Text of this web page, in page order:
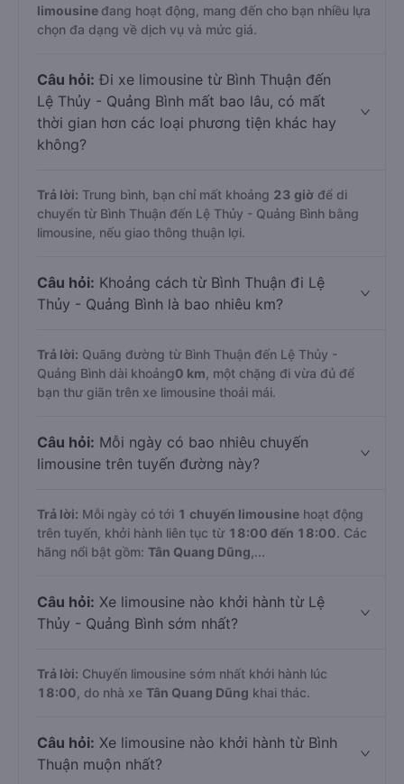
limousine đang hoạt động, mang đến cho bạn nhiều lựa
chọn đa dạng về dịch vụ và mức giá.
Câu hỏi: Đi xe limousine từ Bình Thuận đến
Lệ Thủy - Quảng Bình mất bao lâu, có mất
thời gian hơn các loại phương tiện khác hay
không?
Trả lời: Trung bình, bạn chỉ mất khoảng 23 giờ để di
chuyển từ Bình Thuận đến Lệ Thủy - Quảng Bình bằng
limousine, nếu giao thông thuận lợi.
Câu hỏi: Khoảng cách từ Bình Thuận đi Lệ
Thủy - Quảng Bình là bao nhiêu km?
Trả lời: Quãng đường từ Bình Thuận đến Lệ Thủy -
Quảng Bình dài khoảng0 km , một chặng đi vừa đủ để
bạn thư giãn trên xe limousine thoải mái.
Câu hỏi: Mỗi ngày có bao nhiêu chuyến
limousine trên tuyến đường này?
Trả lời: Mỗi ngày có tới 1 chuyến limousine hoạt động
trên tuyến, khởi hành liên tục từ 18:00 đến 18:00. Các
hãng nổi bật gồm: Tân Quang Dũng ,...
Câu hỏi: Xe limousine nào khởi hành từ Lệ
Thủy - Quảng Bình sớm nhất?
Trả lời: Chuyến limousine sớm nhất khởi hành lúc
18:00 , do nhà xe Tân Quang Dũng khai thác.
Câu hỏi: Xe limousine nào khởi hành từ Bình
Thuận muộn nhất?